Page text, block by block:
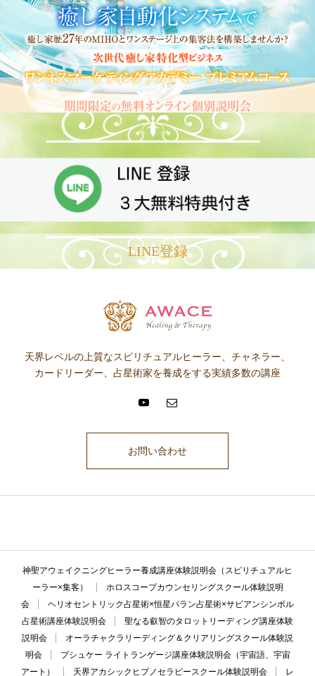
LINE登録
天界レベルの上質なスピリチュアルヒーラー、チャネラー、
カードリーダー、占星術家を養成をする実績多数の講座
お問い合わせ
神聖アウェイクニングヒーラー養成講座体験説明会（スピリチュアルヒ
ーラー×集客）
ホロスコープカウンセリングスクール体験説明
会
ヘリオセントリック占星術×恒星パラン占星術×サビアンシンボル
占星術講座体験説明会
聖なる叡智のタロットリーディング講座体験
説明会
オーラチャクラリーディング＆クリアリングスクール体験説
明会
プシュケー ライトランゲージ講座体験説明会（宇宙語、宇宙
アート）
天界アカシックヒプノセラピースクール体験説明会 レ